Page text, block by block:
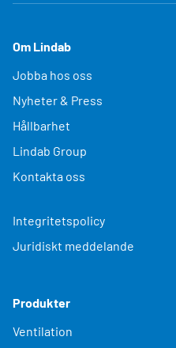
Om Lindab
Jobba hos oss
Nyheter & Press
Hållbarhet
Lindab Group
Kontakta oss
Integritetspolicy
Juridiskt meddelande
Produkter
Ventilation